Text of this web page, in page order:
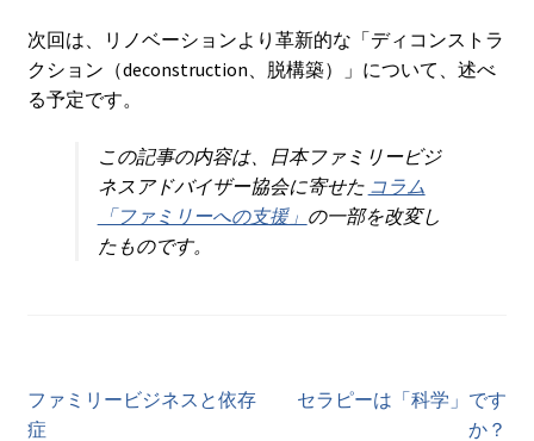
次回は、リノベーションより革新的な「ディコンストラ
クション（deconstruction、脱構築）」について、述べ
る予定です。
この記事の内容は、日本ファミリービジ
ネスアドバイザー協会に寄せた コラム
「ファミリーへの支援」 の一部を改変し
たものです。
投
前
の
ファミリービジネスと依存
症
次
セラピーは「科学」です
か？